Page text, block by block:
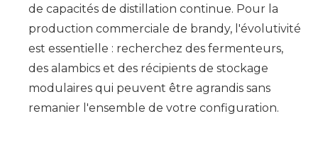
de capacités de distillation continue. Pour la
production commerciale de brandy, l'évolutivité
est essentielle : recherchez des fermenteurs,
des alambics et des récipients de stockage
modulaires qui peuvent être agrandis sans
remanier l'ensemble de votre configuration.